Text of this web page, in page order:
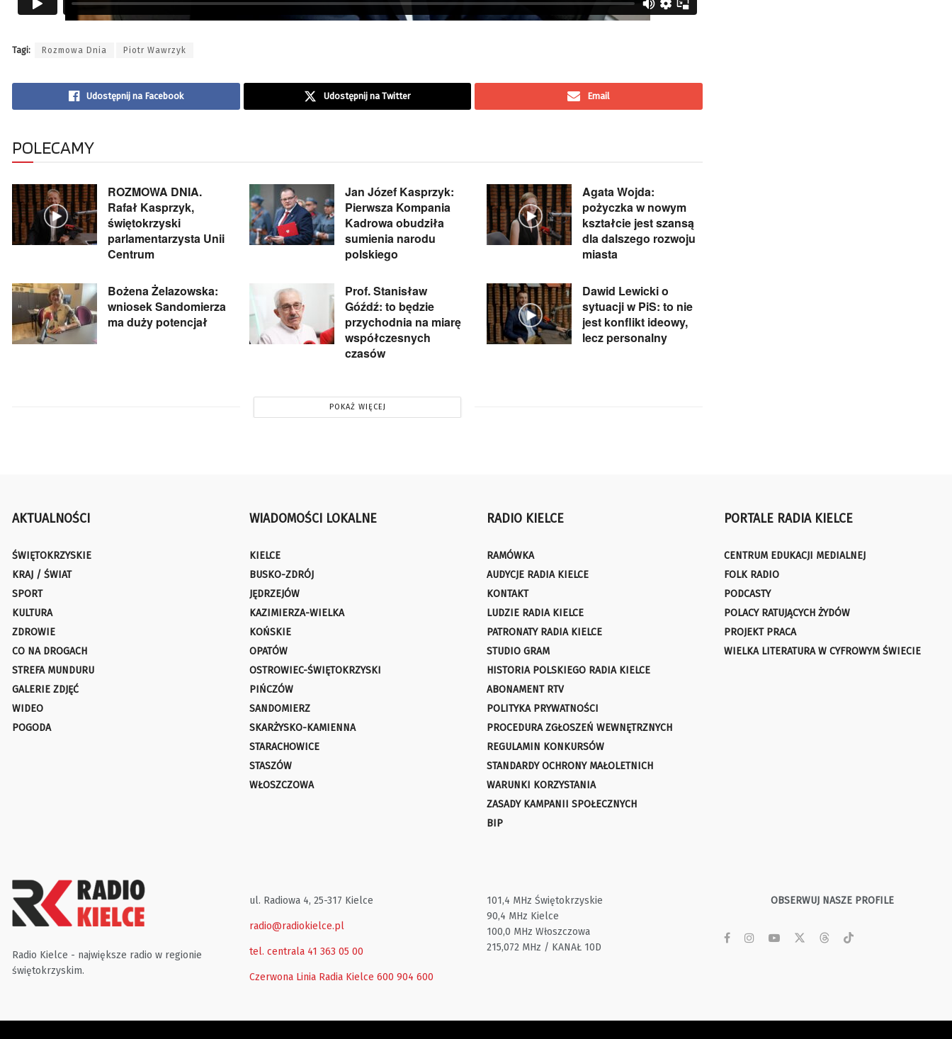
Tagi: Rozmowa Dnia Piotr Wawrzyk
Udostępnij na Facebook Udostępnij na Twitter Email
POLECAMY
ROZMOWA DNIA.
Rafał Kasprzyk,
świętokrzyski
parlamentarzysta Unii
Centrum
Jan Józef Kasprzyk:
Pierwsza Kompania
Kadrowa obudziła
sumienia narodu
polskiego
Agata Wojda:
pożyczka w nowym
kształcie jest szansą
dla dalszego rozwoju
miasta
Bożena Żelazowska:
wniosek Sandomierza
ma duży potencjał
Prof. Stanisław
Góźdź: to będzie
przychodnia na miarę
współczesnych
czasów
Dawid Lewicki o
sytuacji w PiS: to nie
jest konflikt ideowy,
lecz personalny
POKAŻ WIĘCEJ
AKTUALNOŚCI
ŚWIĘTOKRZYSKIE
KRAJ / ŚWIAT
SPORT
KULTURA
ZDROWIE
CO NA DROGACH
STREFA MUNDURU
GALERIE ZDJĘĆ
WIDEO
POGODA
WIADOMOŚCI LOKALNE
KIELCE
BUSKO-ZDRÓJ
JĘDRZEJÓW
KAZIMIERZA-WIELKA
KOŃSKIE
OPATÓW
OSTROWIEC-ŚWIĘTOKRZYSKI
PIŃCZÓW
SANDOMIERZ
SKARŻYSKO-KAMIENNA
STARACHOWICE
STASZÓW
WŁOSZCZOWA
RADIO KIELCE
RAMÓWKA
AUDYCJE RADIA KIELCE
KONTAKT
LUDZIE RADIA KIELCE
PATRONATY RADIA KIELCE
STUDIO GRAM
HISTORIA POLSKIEGO RADIA KIELCE
ABONAMENT RTV
POLITYKA PRYWATNOŚCI
PROCEDURA ZGŁOSZEŃ WEWNĘTRZNYCH
REGULAMIN KONKURSÓW
STANDARDY OCHRONY MAŁOLETNICH
WARUNKI KORZYSTANIA
ZASADY KAMPANII SPOŁECZNYCH
BIP
PORTALE RADIA KIELCE
CENTRUM EDUKACJI MEDIALNEJ
FOLK RADIO
PODCASTY
POLACY RATUJĄCYCH ŻYDÓW
PROJEKT PRACA
WIELKA LITERATURA W CYFROWYM ŚWIECIE
Radio Kielce - największe radio w regionie
świętokrzyskim.
ul. Radiowa 4, 25-317 Kielce
radio@radiokielce.pl
tel. centrala 41 363 05 00
Czerwona Linia Radia Kielce 600 904 600
101,4 MHz Świętokrzyskie
90,4 MHz Kielce
100,0 MHz Włoszczowa
215,072 MHz / KANAŁ 10D
OBSERWUJ NASZE PROFILE